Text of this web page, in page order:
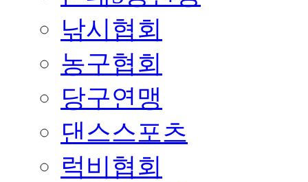
낚시협회
농구협회
당구연맹
댄스스포츠
럭비협회